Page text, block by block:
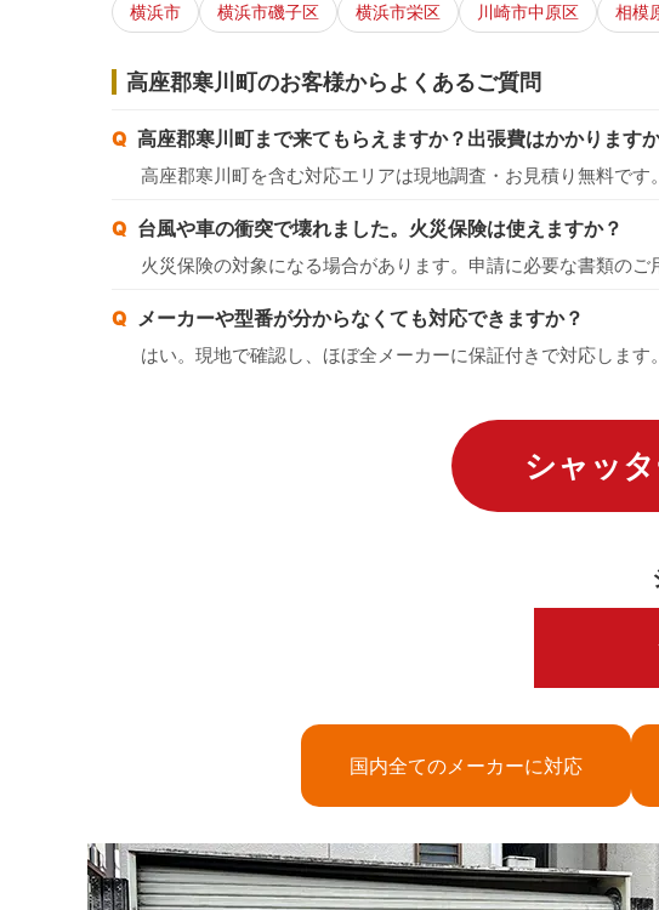
横浜市 横浜市磯子区 横浜市栄区 川崎市中原区 相模
高座郡寒川町のお客様からよくあるご質問
高座郡寒川町まで来てもらえますか？出張費はかかります
高座郡寒川町を含む対応エリアは現地調査・お見積り無料で
台風や車の衝突で壊れました。火災保険は使えますか？
火災保険の対象になる場合があります。申請に必要な書類の
メーカーや型番が分からなくても対応できますか？
はい。現地で確認し、ほぼ全メーカーに保証付きで対応します
シャッ
国内全てのメーカーに対応